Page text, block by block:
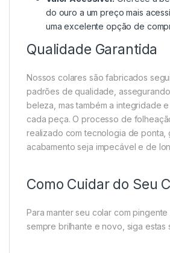
do ouro a um preço mais
uma excelente opção de
Qualidade Garantida
Nossos colares são fabricados
padrões de qualidade,
beleza, mas também a integridade
cada peça. O processo de
realizado com tecnologia de ponta,
acabamento seja impecável e de
Como Cuidar do Seu
Para manter seu colar com pingente
sempre brilhante e novo, siga estas